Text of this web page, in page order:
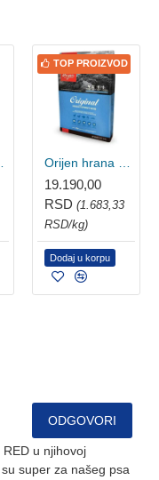
11.4kg
TOP PROIZVOD
Orijen hrana za pse Original 11.4kg
19.190,00
RSD (1.683,33
RSD/kg)
Dodaj u korpu
ODGOVORI
u njihovoj
super za našeg psa